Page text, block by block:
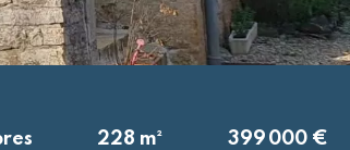
228 m² 399 000 €